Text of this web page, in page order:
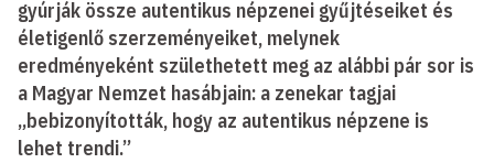
gyúrják össze autentikus népzenei gyűjtéseiket és
életigenlő szerzeményeiket, melynek
eredményeként születhetett meg az alábbi pár sor is
a Magyar Nemzet hasábjain: a zenekar tagjai
„bebizonyították, hogy az autentikus népzene is
lehet trendi.”